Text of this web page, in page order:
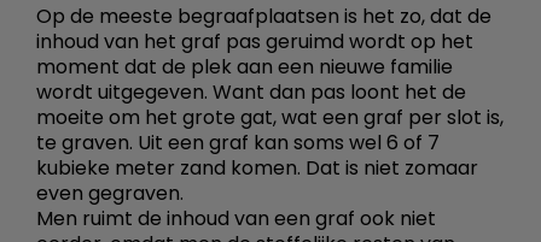
Op de meeste begraafplaatsen is het zo, dat de
inhoud van het graf pas geruimd wordt op het
moment dat de plek aan een nieuwe familie
wordt uitgegeven. Want dan pas loont het de
moeite om het grote gat, wat een graf per slot is,
te graven. Uit een graf kan soms wel 6 of 7
kubieke meter zand komen. Dat is niet zomaar
even gegraven.
Men ruimt de inhoud van een graf ook niet